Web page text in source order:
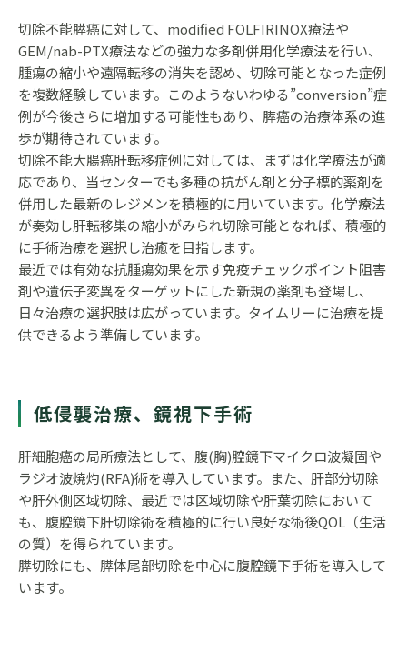
切除不能膵癌に対して、modified FOLFIRINOX療法や
GEM/nab-PTX療法などの強力な多剤併用化学療法を行い、
腫瘍の縮小や遠隔転移の消失を認め、切除可能となった症例
を複数経験しています。このようないわゆる”conversion”症
例が今後さらに増加する可能性もあり、膵癌の治療体系の進
歩が期待されています。
切除不能大腸癌肝転移症例に対しては、まずは化学療法が適
応であり、当センターでも多種の抗がん剤と分子標的薬剤を
併用した最新のレジメンを積極的に用いています。化学療法
が奏効し肝転移巣の縮小がみられ切除可能となれば、積極的
に手術治療を選択し治癒を目指します。
最近では有効な抗腫瘍効果を示す免疫チェックポイント阻害
剤や遺伝子変異をターゲットにした新規の薬剤も登場し、
日々治療の選択肢は広がっています。タイムリーに治療を提
供できるよう準備しています。
低侵襲治療、鏡視下手術
肝細胞癌の局所療法として、腹(胸)腔鏡下マイクロ波凝固や
ラジオ波焼灼(RFA)術を導入しています。また、肝部分切除
や肝外側区域切除、最近では区域切除や肝葉切除において
も、腹腔鏡下肝切除術を積極的に行い良好な術後QOL（生活
の質）を得られています。
膵切除にも、膵体尾部切除を中心に腹腔鏡下手術を導入して
います。